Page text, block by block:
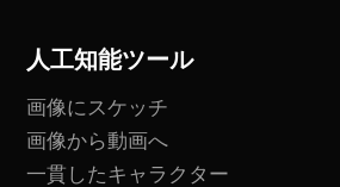
人工知能ツール
画像にスケッチ
画像から動画へ
一貫したキャラクター